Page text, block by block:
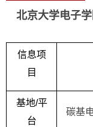
北京大学电子
信息项
目
基地/平
台
碳基